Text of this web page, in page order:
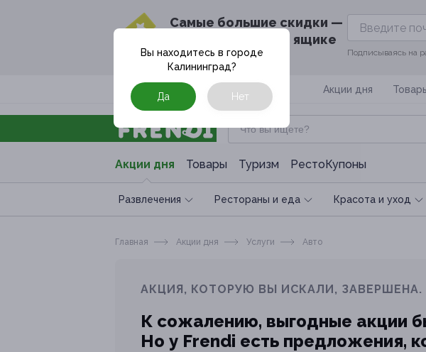
Cамые большие скидки —
в твоём почтовом ящике
Подписываясь на
Москва Акции дня
Акции дня Товары Туризм РестоКупоны
Развлечения Рестораны и еда Красота и уход
Вы находитесь в городе
Калининград?
Да Нет
Главная Акции дня Услуги Авто
АКЦИЯ, КОТОРУЮ ВЫ ИСКАЛИ, ЗАВЕРШЕНА.
К сожалению, выгодные акции
Но у Frendi есть предложения,